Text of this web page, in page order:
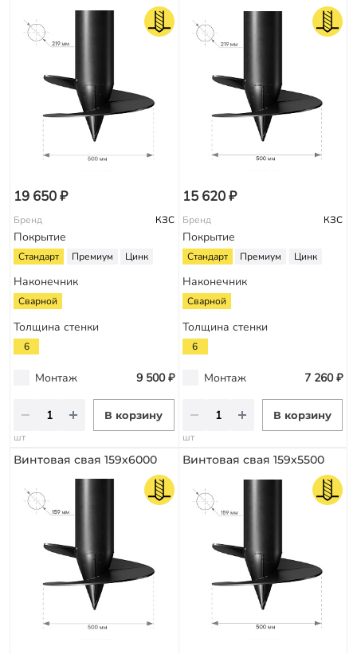
19 650 ₽
Бренд КЗС
Покрытие
Стандарт Премиум Цинк
Наконечник
Сварной
Толщина стенки
6
Монтаж 9 500 ₽
В корзину
шт
15 620 ₽
Бренд КЗС
Покрытие
Стандарт Премиум Цинк
Наконечник
Сварной
Толщина стенки
6
Монтаж 7 260 ₽
В корзину
шт
Винтовая свая 159х6000 Винтовая свая 159х5500